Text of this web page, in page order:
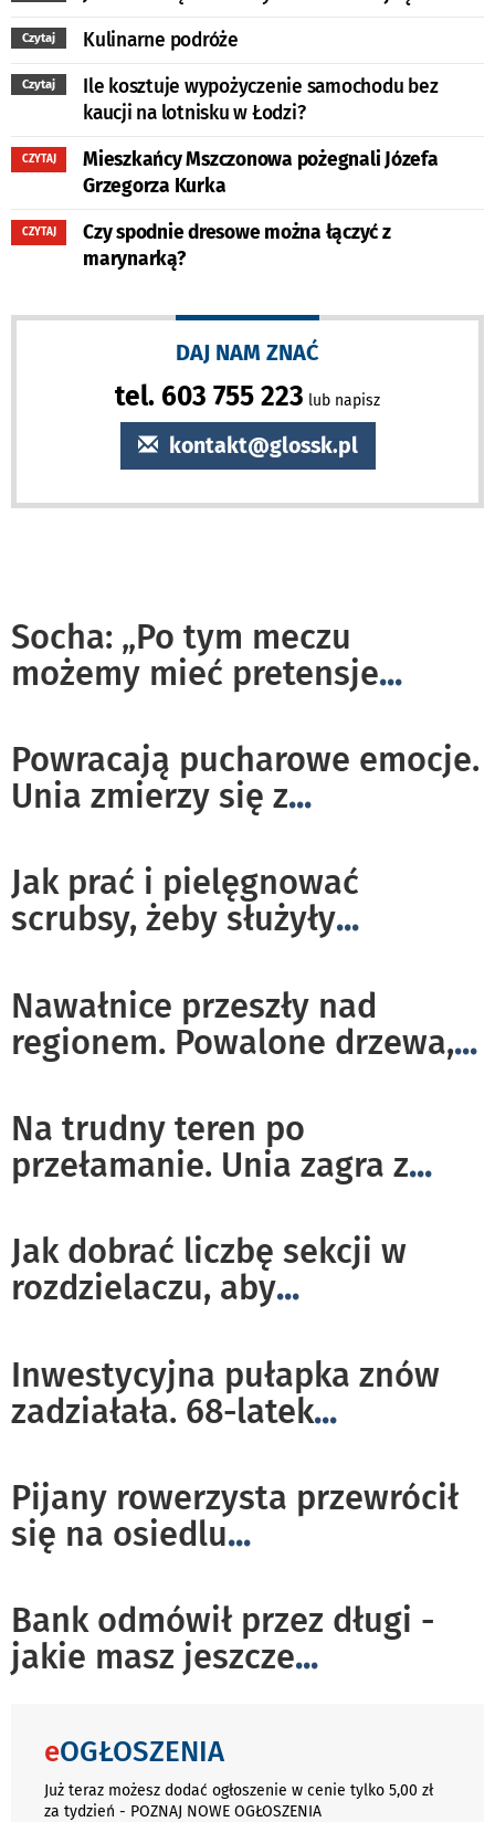
Czytaj Kulinarne podróże
Czytaj
Ile kosztuje wypożyczenie samochodu bez
kaucji na lotnisku w Łodzi?
CZYTAJ
Mieszkańcy Mszczonowa pożegnali Józefa
Grzegorza Kurka
CZYTAJ
Czy spodnie dresowe można łączyć z
marynarką?
DAJ NAM ZNAĆ
tel. 603 755 223 lub napisz
kontakt@glossk.pl
Socha: „Po tym meczu
możemy mieć pretensje...
Powracają pucharowe emocje.
Unia zmierzy się z...
Jak prać i pielęgnować
scrubsy, żeby służyły...
Nawałnice przeszły nad
regionem. Powalone drzewa,...
Na trudny teren po
przełamanie. Unia zagra z...
Jak dobrać liczbę sekcji w
rozdzielaczu, aby...
Inwestycyjna pułapka znów
zadziałała. 68-latek...
Pijany rowerzysta przewrócił
się na osiedlu...
Bank odmówił przez długi -
jakie masz jeszcze...
eOGŁOSZENIA
Już teraz możesz dodać ogłoszenie w cenie tylko 5,00 zł
za tydzień - POZNAJ NOWE OGŁOSZENIA